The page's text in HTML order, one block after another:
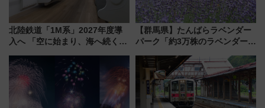
北陸鉄道「1M系」2027年度導
入へ 「空に始まり、海へ続く」
神秘的なデザイン
【群馬県】たんばらラベンダー
パーク「約3万株のラベンダー」
で都心から約1時間半で夏の絶景